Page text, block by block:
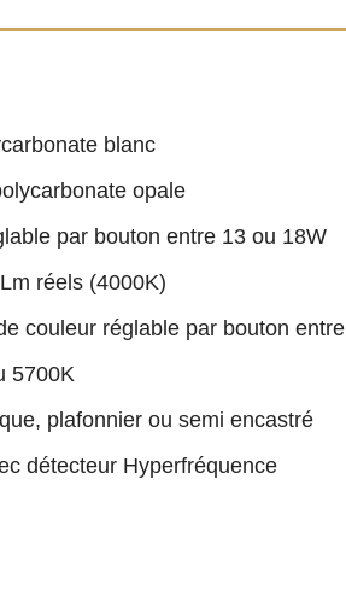
blanc
opale
par bouton entre 13 ou 18W
réels (4000K)
couleur réglable par bouton entre
5700K
plafonnier ou semi encastré
détecteur Hyperfréquence